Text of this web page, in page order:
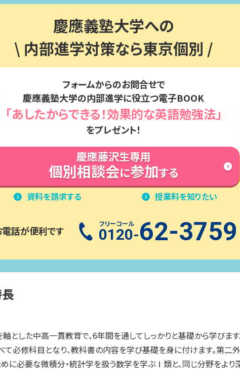
慶應義塾大学への
\ 内部進学対策なら東京個別 /
フォームからのお問合せで
慶應義塾大学の内部進学に役立つ電子BOOK
「あしたからできる！効果的な英語勉強法」
をプレゼント！
慶應藤沢生専用
個別相談会に参加する
資料を請求する 授業料を知りたい
話が便利です
フリーコール
0120-62-3759
とした中高一貫教育で、6年間を通してしっかりと基礎から学びます
必修科目となり、教科書の内容を学び基礎を身に付けます。第二外
めに必要な微積分・統計学を扱う数学を学ぶⅠ類と、同じ分野をよ